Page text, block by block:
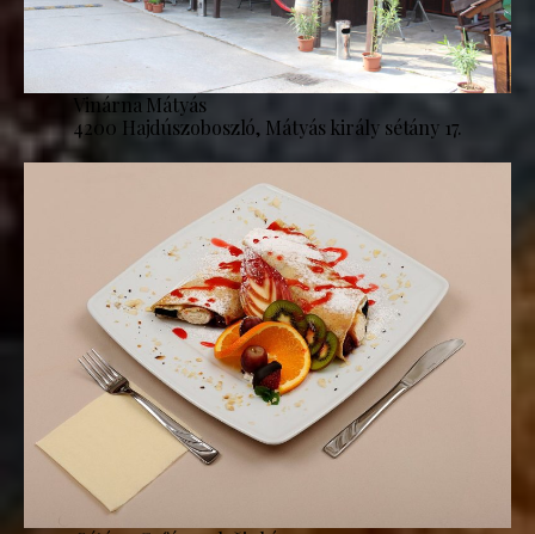
Vinárna Mátyás
4200 Hajdúszoboszló, Mátyás király sétány 17.